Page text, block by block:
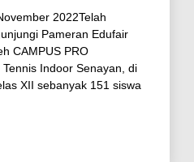
2022Telah
Pameran Edufair
CAMPUS PRO
Indoor Senayan, di
XII sebanyak 151 siswa